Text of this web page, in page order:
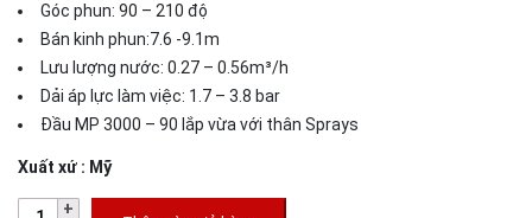
Góc phun: 90 – 210 độ
Bán kinh phun:7.6 -9.1m
Lưu lượng nước: 0.27 – 0.56m³/h
Dải áp lực làm việc: 1.7 – 3.8 bar
Đầu MP 3000 – 90 lắp vừa với thân Sprays
Xuất xứ : Mỹ